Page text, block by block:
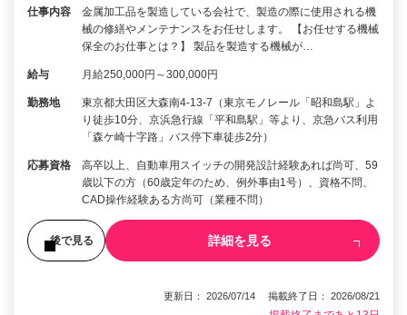
仕事内容
金属加工品を製造している会社で、製造の際に使用される機
械の修繕やメンテナンスをお任せします。 【お任せする機械
保全のお仕事とは？】 製品を製造する機械が…
給与 月給250,000円～300,000円
勤務地
東京都大田区大森南4-13-7（東京モノレール「昭和島駅」よ
り徒歩10分、京浜急行線「平和島駅」等より、京急バス利用
「森ケ崎十字路」バス停下車徒歩2分）
応募資格
高卒以上、自動車用スイッチの開発設計経験あれば尚可、59
歳以下の方（60歳定年のため、例外事由1号）、資格不問、
CAD操作経験ある方尚可（業種不問）
後で見る 詳細を見る
更新日： 2026/07/14 掲載終了日： 2026/08/21